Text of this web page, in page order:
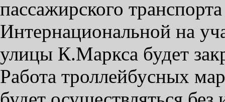
пассажирского
Интернациональной на
улицы К.Маркса будет
Работа троллейбусных